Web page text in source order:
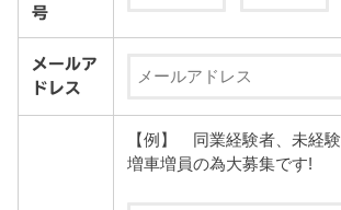
号
メールア
ドレス
【例】 同業経験者、未経
増車増員の為大募集です!